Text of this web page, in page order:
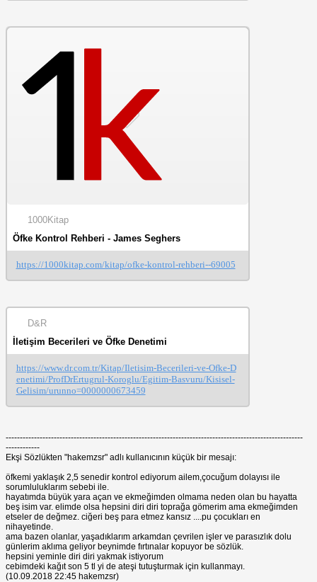
1000Kitap
Öfke Kontrol Rehberi - James Seghers
https://1000kitap.com/kitap/ofke-kontrol-rehberi--69005
D&R
İletişim Becerileri ve Öfke Denetimi
https://www.dr.com.tr/Kitap/Iletisim-Becerileri-ve-Ofke-D
enetimi/ProfDrErtugrul-Koroglu/Egitim-Basvuru/Kisisel-
Gelisim/urunno=0000000673459
---------------------------------------------------------------------------------------------------------
------------
Ekşi Sözlükten "hakemzsr" adlı kullanıcının küçük bir mesajı:
öfkemi yaklaşık 2,5 senedir kontrol ediyorum ailem,çocuğum dolayısı ile
sorumluluklarım sebebi ile.
hayatımda büyük yara açan ve ekmeğimden olmama neden olan bu hayatta
beş isim var. elimde olsa hepsini diri diri toprağa gömerim ama ekmeğimden
etseler de değmez. ciğeri beş para etmez kansız ....pu çocukları en
nihayetinde.
ama bazen olanlar, yaşadıklarım arkamdan çevrilen işler ve parasızlık dolu
günlerim aklıma geliyor beynimde fırtınalar kopuyor be sözlük.
hepsini yeminle diri diri yakmak istiyorum
cebimdeki kağıt son 5 tl yi de ateşi tutuşturmak için kullanmayı.
(10.09.2018 22:45 hakemzsr)